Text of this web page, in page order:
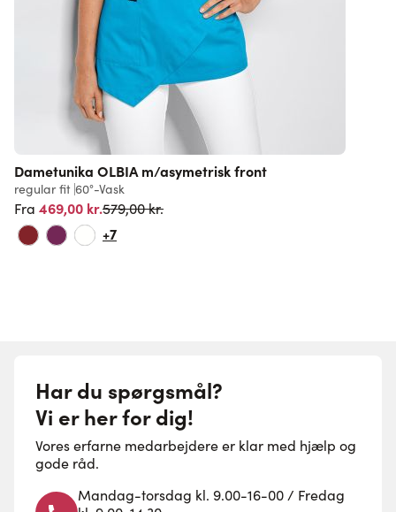
Dametunika OLBIA m/asymetrisk front
regular fit 60°-Vask
Fra 469,00 kr.Normalpris
579,00 kr.
+7
Har du spørgsmål?
Vi er her for dig!
Vores erfarne medarbejdere er klar med hjælp og
gode råd.
Mandag-torsdag kl. 9.00-16-00 / Fredag